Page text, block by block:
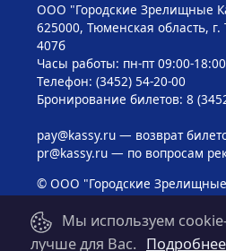
ООО "Городские Зрелищные
625000, Тюменская область,
407б
Часы работы: пн-пт 09:00-
Телефон: (3452) 54-20-00
Бронирование билетов: 8
pay@kassy.ru— возврат
pr@kassy.ru— по вопросам
© ООО "Городские
Мы используем
лучше для Вас. Подробнее